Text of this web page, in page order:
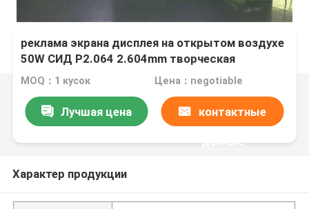
реклама экрана дисплея на открытом воздухе
50W СИД P2.064 2.604mm творческая
MOQ：1 кусок Цена：negotiable
Лучшая цена контактные
данные
Характер продукции